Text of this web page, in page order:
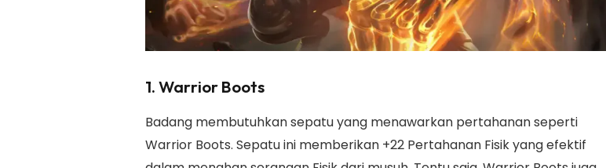
1. Warrior Boots
Badang membutuhkan sepatu yang menawarkan pertahanan seperti
Warrior Boots. Sepatu ini memberikan +22 Pertahanan Fisik yang efektif